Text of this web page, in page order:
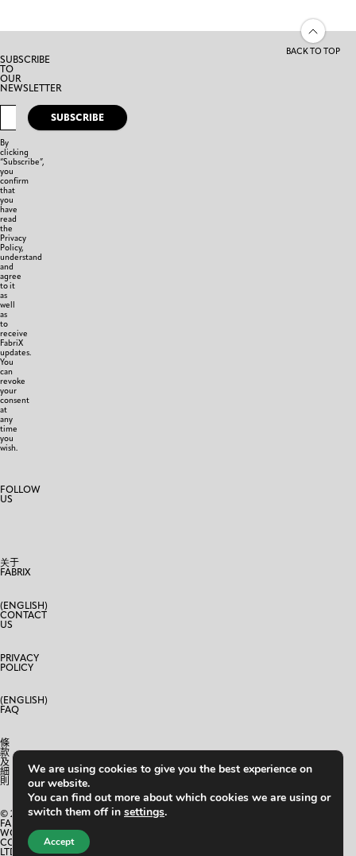
BACK TO TOP
SUBSCRIBE
TO
OUR
NEWSLETTER
SUBSCRIBE
By
clicking
“Subscribe”,
you
confirm
that
you
have
read
the
Privacy
Policy,
understand
and
agree
to it
as
well
as
to
receive
FabriX
updates.
You
can
revoke
your
consent
at
any
time
you
wish.
FOLLOW
US
关于
FABRIX
(ENGLISH)
CONTACT
US
PRIVACY
POLICY
(ENGLISH)
FAQ
條
款
及
細
則
© 2024
FABRIX
WORLD
CO.,
LTD
We are using cookies to give you the best experience on
our website.
You can find out more about which cookies we are using or
switch them off in settings.
Accept